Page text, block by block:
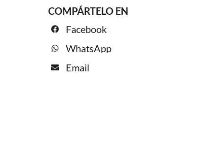
COMPÁRTELO EN
Facebook
WhatsApp
Email